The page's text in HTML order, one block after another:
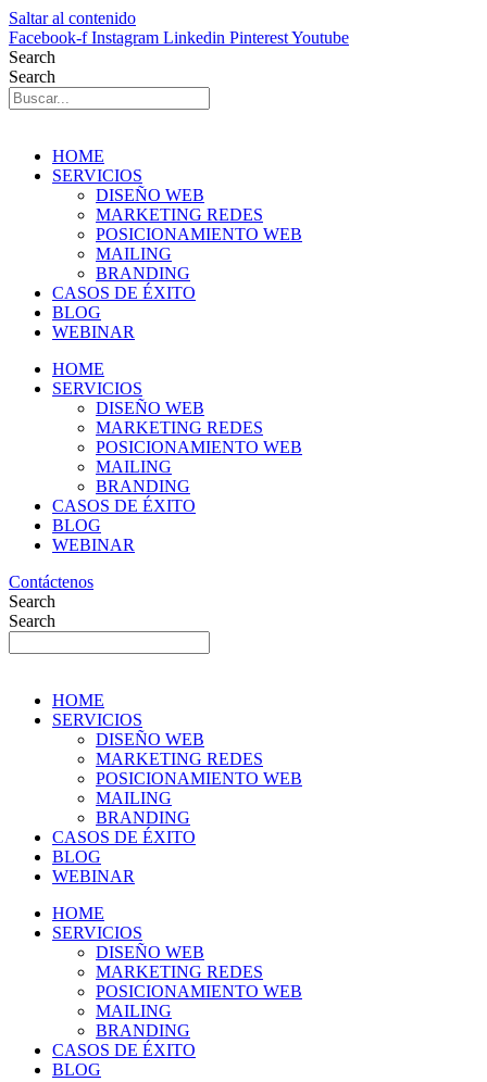
Saltar al contenido
Facebook-f Instagram Linkedin PinterestYoutube
Search
Search
HOME
SERVICIOS
DISEÑO WEB
MARKETING REDES
POSICIONAMIENTO WEB
MAILING
BRANDING
CASOS DE ÉXITO
BLOG
WEBINAR
HOME
SERVICIOS
DISEÑO WEB
MARKETING REDES
POSICIONAMIENTO WEB
MAILING
BRANDING
CASOS DE ÉXITO
BLOG
WEBINAR
Contáctenos
Search
Search
HOME
SERVICIOS
DISEÑO WEB
MARKETING REDES
POSICIONAMIENTO WEB
MAILING
BRANDING
CASOS DE ÉXITO
BLOG
WEBINAR
HOME
SERVICIOS
DISEÑO WEB
MARKETING REDES
POSICIONAMIENTO WEB
MAILING
BRANDING
CASOS DE ÉXITO
BLOG